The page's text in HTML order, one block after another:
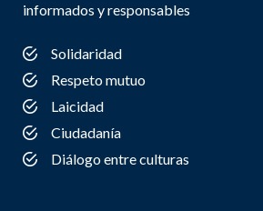
informados y responsables
Solidaridad
Respeto mutuo
Laicidad
Ciudadanía
Diálogo entre culturas